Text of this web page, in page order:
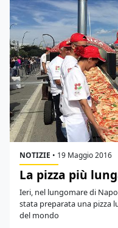
NOTIZIE • 19 Maggio 2016
La pizza più
Ieri, nel lungomare di
stata preparata una pizza
del mondo